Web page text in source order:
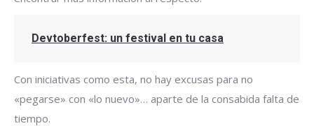
Devtoberfest: un festival en tu casa
Con iniciativas como esta, no hay excusas para no
«pegarse» con «lo nuevo»… aparte de la consabida falta de
tiempo.